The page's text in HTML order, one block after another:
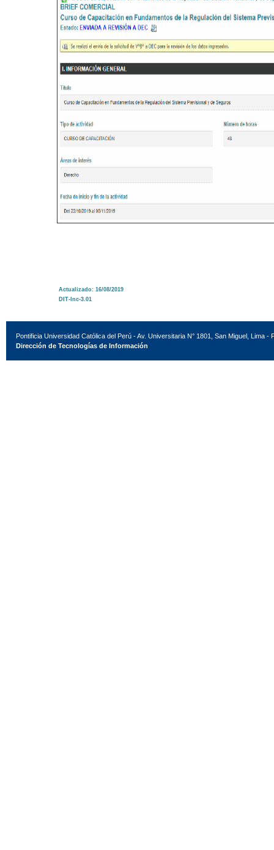
Actualizado: 16/08/2019
DIT-Inc-3.01
Pontificia Universidad Católica del Perú - Av. Universitaria N° 1801, San Miguel, Lima -
Dirección de Tecnologías de Información